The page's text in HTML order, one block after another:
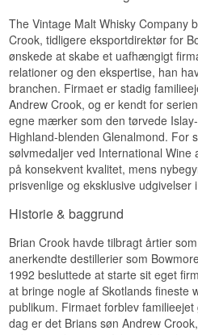
Røget · Tørvet ·
Vidste du
The Vintage
mærker, der
destillerier — ud
Tantallan fra
adgang til
mod at holde
Se hele vores
Lyt til vores
Lang og
varme, der
chokolade og
Navn:
Aftapper:
The
Region/Land:
Type: Islay
ABV: 58 %
Størrelse: 70 CL
Ikke
Naturlig farve:
Edition: Cask
Røget · Tørvet ·
Vidste du
Finlaggan er
og herfra
store dele af de
uden
af sin egen
Stilen er
maritim, uden
blødhed, der
hverdagsdram.
Smagsnoter
Næse
Røg, aske og
havsalt og
Smag
Olieret og
citrus, der
Eftersmag
Middellang, tør
The Vintage Malt Whisky Company
Crook, tidligere eksportdirektør for
ønskede at skabe et uafhængigt
relationer og den ekspertise, han
branchen. Firmaet er stadig
Andrew Crook, og er kendt for
egne mærker som den tørvede
Highland-blenden Glenalmond. For
sølvmedaljer ved International Wine
på konsekvent kvalitet, mens
prisvenlige og eksklusive udgivelser
Historie & baggrund
Brian Crook havde tilbragt årtier
anerkendte destillerier som
1992 besluttede at starte sit eget
at bringe nogle af Skotlands fineste
publikum. Firmaet forblev
dag er det Brians søn Andrew